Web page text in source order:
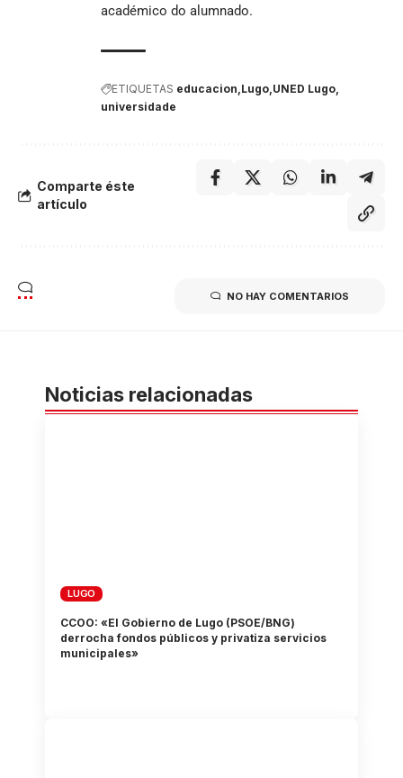
académico do alumnado.
ETIQUETAS educacion Lugo UNED Lugo
universidade
Comparte éste
artículo
NO HAY COMENTARIOS
Noticias relacionadas
LUGO
CCOO: «El Gobierno de Lugo (PSOE/BNG)
derrocha fondos públicos y privatiza servicios
municipales»